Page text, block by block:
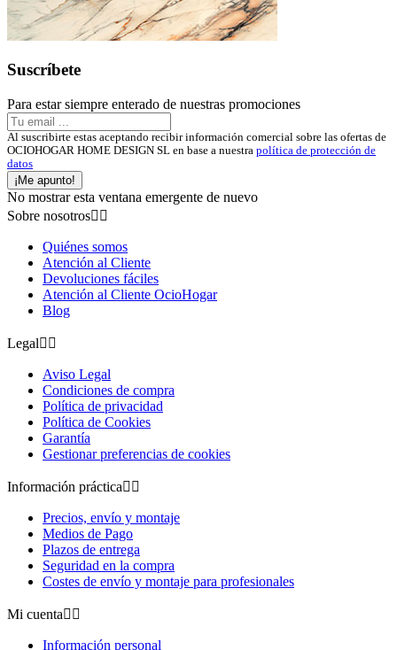
Suscríbete
Para estar siempre enterado de nuestras promociones
Al suscribirte estas aceptando recibir información comercial sobre las ofertas de
OCIOHOGAR HOME DESIGN SL en base a nuestra política de protección de
datos
¡Me apunto!
No mostrar esta ventana emergente de nuevo
Sobre nosotros 
Quiénes somos
Atención al Cliente
Devoluciones fáciles
Atención al Cliente OcioHogar
Blog
Legal 
Aviso Legal
Condiciones de compra
Política de privacidad
Política de Cookies
Garantía
Gestionar preferencias de cookies
Información práctica 
Precios, envío y montaje
Medios de Pago
Plazos de entrega
Seguridad en la compra
Costes de envío y montaje para profesionales
Mi cuenta 
Información personal